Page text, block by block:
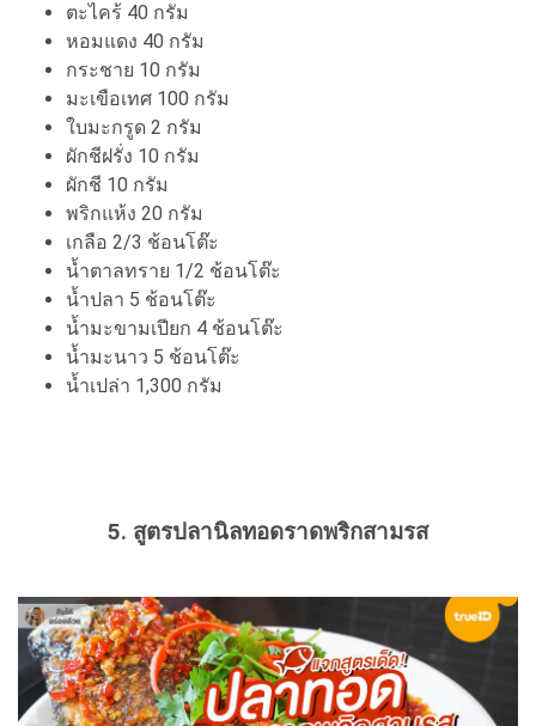
ตะไคร้ 40 กรัม
หอมแดง 40 กรัม
กระชาย 10 กรัม
มะเขือเทศ 100 กรัม
ใบมะกรูด 2 กรัม
ผักชีฝรั่ง 10 กรัม
ผักชี 10 กรัม
พริกแห้ง 20 กรัม
เกลือ 2/3 ช้อนโต๊ะ
น้ำตาลทราย 1/2 ช้อนโต๊ะ
น้ำปลา 5 ช้อนโต๊ะ
น้ำมะขามเปียก 4 ช้อนโต๊ะ
น้ำมะนาว 5 ช้อนโต๊ะ
น้ำเปล่า 1,300 กรัม
5. สูตรปลานิลทอดราดพริกสามรส